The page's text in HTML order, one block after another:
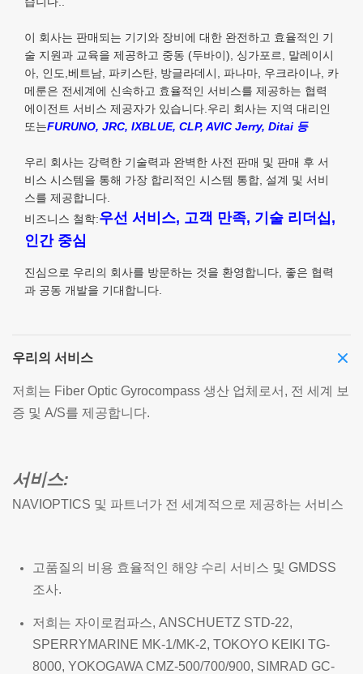
이 회사는 판매되는 기기와 장비에 대한 완전하고 효율적인 기
술 지원과 교육을 제공하고 중동 (두바이), 싱가포르, 말레이시
아, 인도,베트남, 파키스탄, 방글라데시, 파나마, 우크라이나, 카
메룬은 전세계에 신속하고 효율적인 서비스를 제공하는 협력
에이전트 서비스 제공자가 있습니다.우리 회사는 지역 대리인
또는FURUNO, JRC, IXBLUE, CLP, AVIC Jerry, Ditai 등
우리 회사는 강력한 기술력과 완벽한 사전 판매 및 판매 후 서
비스 시스템을 통해 가장 합리적인 시스템 통합, 설계 및 서비
스를 제공합니다.
비즈니스 철학:우선 서비스, 고객 만족, 기술 리더십,
인간 중심
진심으로 우리의 회사를 방문하는 것을 환영합니다, 좋은 협력
과 공동 개발을 기대합니다.
우리의 서비스
저희는 Fiber Optic Gyrocompass 생산 업체로서, 전 세계 보
증 및 A/S를 제공합니다.
서비스:
NAVIOPTICS 및 파트너가 전 세계적으로 제공하는 서비스
고품질의 비용 효율적인 해양 수리 서비스 및 GMDSS
조사.
저희는 자이로컴파스, ANSCHUETZ STD-22,
SPERRYMARINE MK-1/MK-2, TOKOYO KEIKI TG-
8000, YOKOGAWA CMZ-500/700/900, SIMRAD GC-